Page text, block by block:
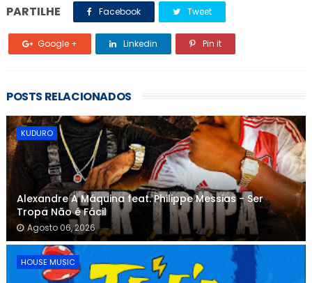
PARTILHE Facebook Tweet
Google + Linkedin Pin it
POSTS RELACIONADOS
KUDURO
Alexandre A Máquina feat. Philippe Messias - Ser
Tropa Não é Fácil
Agosto 06, 2026
HOUSE MUSIC